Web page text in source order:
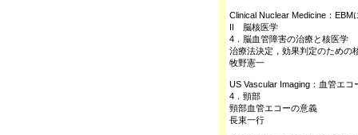
Clinical Nuclear Medicine：EBM
II 脳核医学
4．脳血管障害の治療と核医学
治療法決定，効果判定のための
牧野憲一
US Vascular Imaging：血管エ
4．頸部
頸部血管エコーの意義
長束一行